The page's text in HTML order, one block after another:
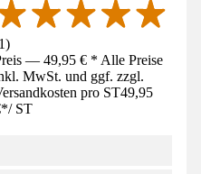
1)
— 49,95 € * Alle Preise
MwSt. und ggf. zzgl.
pro ST49,95
*/ ST